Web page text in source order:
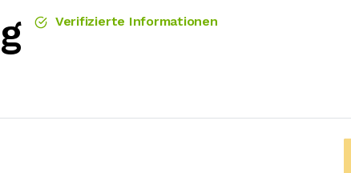
Verifizierte Informationen